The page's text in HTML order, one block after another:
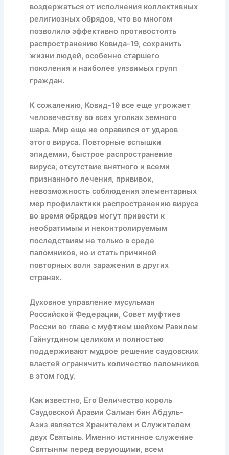
воздержаться от исполнения коллективных
религиозных обрядов, что во многом
позволило эффективно противостоять
распространению Ковида-19, сохранить
жизни людей, особенно старшего
поколения и наиболее уязвимых групп
граждан.
К сожалению, Ковид-19 все еще угрожает
человечеству во всех уголках земного
шара. Мир еще не оправился от ударов
этого вируса. Повторные вспышки
эпидемии, быстрое распространение
вируса, отсутствие внятного и всеми
признанного лечения, прививок,
невозможность соблюдения элементарных
мер профилактики распространению вируса
во время обрядов могут привести к
необратимым и неконтролируемым
последствиям не только в среде
паломников, но и стать причиной
повторных волн заражения в других
странах.
Духовное управление мусульман
Российской Федерации, Совет муфтиев
России во главе с муфтием шейхом Равилем
Гайнутдином целиком и полностью
поддерживают мудрое решение саудовских
властей ограничить количество паломников
в этом году.
Как известно, Его Величество король
Саудовской Аравии Салман бин Абдуль-
Азиз является Хранителем и Служителем
двух Святынь. Именно истинное служение
Святыням перед верующими, всем